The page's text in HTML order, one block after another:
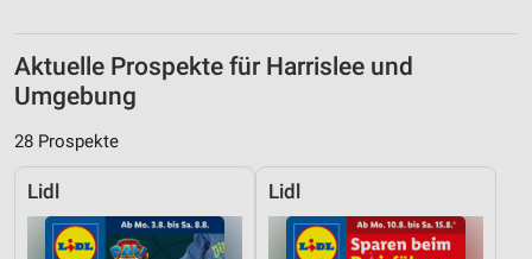
Aktuelle Prospekte für Harrislee und
Umgebung
28 Prospekte
Lidl Lidl